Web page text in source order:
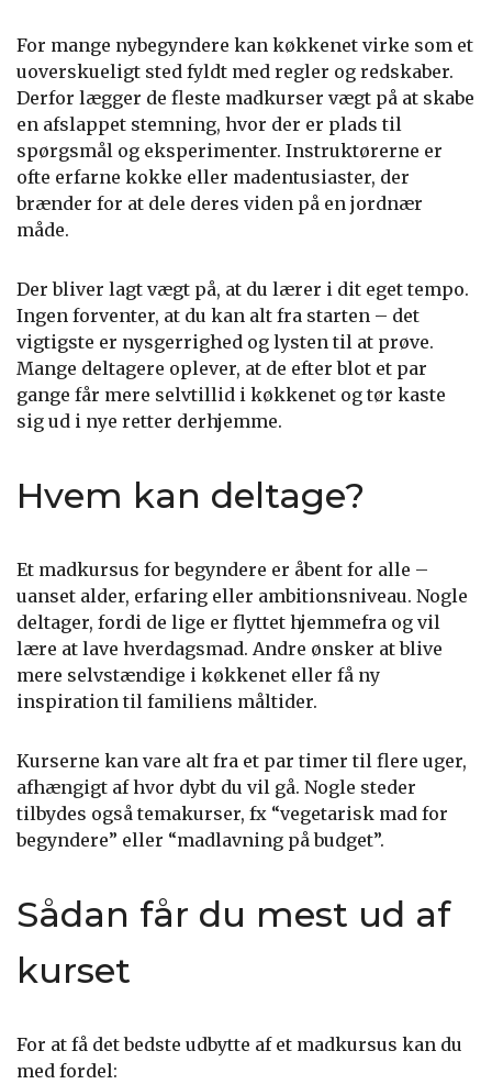
For mange nybegyndere kan køkkenet virke som et
uoverskueligt sted fyldt med regler og redskaber.
Derfor lægger de fleste madkurser vægt på at skabe
en afslappet stemning, hvor der er plads til
spørgsmål og eksperimenter. Instruktørerne er
ofte erfarne kokke eller madentusiaster, der
brænder for at dele deres viden på en jordnær
måde.
Der bliver lagt vægt på, at du lærer i dit eget tempo.
Ingen forventer, at du kan alt fra starten – det
vigtigste er nysgerrighed og lysten til at prøve.
Mange deltagere oplever, at de efter blot et par
gange får mere selvtillid i køkkenet og tør kaste
sig ud i nye retter derhjemme.
Hvem kan deltage?
Et madkursus for begyndere er åbent for alle –
uanset alder, erfaring eller ambitionsniveau. Nogle
deltager, fordi de lige er flyttet hjemmefra og vil
lære at lave hverdagsmad. Andre ønsker at blive
mere selvstændige i køkkenet eller få ny
inspiration til familiens måltider.
Kurserne kan vare alt fra et par timer til flere uger,
afhængigt af hvor dybt du vil gå. Nogle steder
tilbydes også temakurser, fx “vegetarisk mad for
begyndere” eller “madlavning på budget”.
Sådan får du mest ud af
kurset
For at få det bedste udbytte af et madkursus kan du
med fordel: